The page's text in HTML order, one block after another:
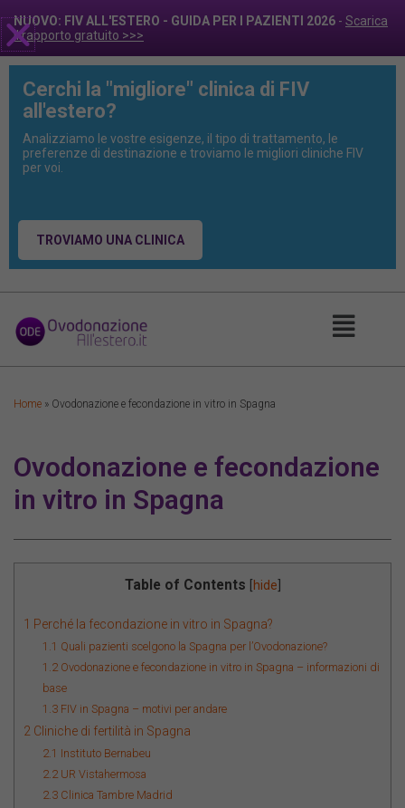
NUOVO: FIV ALL'ESTERO - GUIDA PER I PAZIENTI 2026 - Scarica
il rapporto gratuito >>>
Cerchi la "migliore" clinica di FIV
all'estero?
Analizziamo le vostre esigenze, il tipo di trattamento, le
preferenze di destinazione e troviamo le migliori cliniche FIV
per voi.
TROVIAMO UNA CLINICA
Main
Menu
Home » Ovodonazione e fecondazione in vitro in Spagna
Ovodonazione e fecondazione
in vitro in Spagna
Table of Contents hide
1 Perché la fecondazione in vitro in Spagna?
1.1 Quali pazienti scelgono la Spagna per l’Ovodonazione?
1.2 Ovodonazione e fecondazione in vitro in Spagna – informazioni di
base
1.3 FIV in Spagna – motivi per andare
2 Cliniche di fertilità in Spagna
2.1 Instituto Bernabeu
2.2 UR Vistahermosa
2.3 Clinica Tambre Madrid